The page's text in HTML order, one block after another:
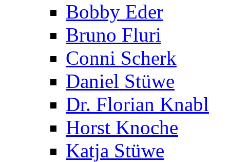
Bobby Eder
Bruno Fluri
Conni Scherk
Daniel Stüwe
Dr. Florian Knabl
Horst Knoche
Katja Stüwe